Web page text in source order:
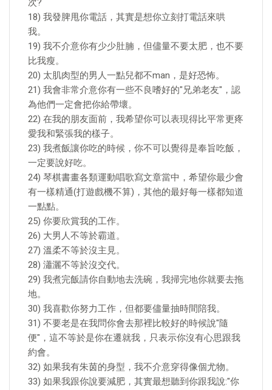
次?
18) 我發脾甩你電話，其實是想你立刻打電話來哄
我。
19) 我不介意你有少少肚腩，但儘量不要太肥，也不要
比我瘦。
20) 太肌肉型的男人一點兒都不man，是好恐怖。
21) 我會非常介意你有一些不良嗜好的"兄弟老友"，認
為他們一定會把你給帶壞。
22) 在我的朋友面前，我希望你可以表現得比平常更疼
愛我和緊張我的樣子。
23) 我煮飯讓你吃的時候，你不可以覺得是奉旨吃飯，
一定要說好吃。
24) 琴棋書畫各類運動唱歌寫文章當中，希望你最少會
有一樣精通(打遊戲機不算)，其他的最好每一樣都知道
一點點。
25) 你要欣賞我的工作。
26) 大男人不等於霸道。
27) 溫柔不等於沒主見。
28) 瀟灑不等於沒交代。
29) 我煮完飯請你自動地去洗碗，我掃完地你就要去拖
地。
30) 我喜歡你努力工作，但都要儘量抽時間陪我。
31) 不要老是在我問你會去那裡比較好的時候說"隨
便"，這不等於是你在遷就我，只表示你沒有心思跟我
約會。
32) 如果我有朱茵的身型，我不介意穿得像個尤物。
33) 如果我跟你說要減肥，其實最想聽到你跟我說:"你